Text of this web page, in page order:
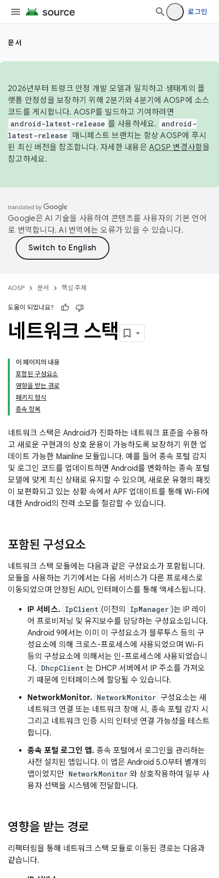
로그인
문서
2026년부터 트렁크 안정 개발 모델과 일치하고 생태계의 플
랫폼 안정성을 보장하기 위해 2분기와 4분기에 AOSP에 소스
코드를 게시합니다. AOSP를 빌드하고 기여하려면
android-latest-release 를 사용하세요.
android-
latest-release
매니페스트 브랜치는 항상 AOSP에 푸시
된 최신 버전을 참조합니다. 자세한 내용은 AOSP 변경사항을
참고하세요.
Google은 AI 기술을 사용하여 콘텐츠를 사용자의 기본 언어
로 번역합니다. AI 번역에는 오류가 있을 수 있습니다.
AOSP 문서 핵심 주제
도움이 되었나요?
네트워크 스택
이 페이지의 내용
포함된 구성요소
영향을 받는 경로
패키지 형식
종속 항목
네트워크 스택은 Android가 진화하는 네트워크 표준을 수용하
고 새로운 구현과의 상호 운용이 가능하도록 보장하기 위한 업
데이트 가능한 Mainline 모듈입니다. 예를 들어 종속 포털 감지
및 로그인 코드를 업데이트하면 Android를 변화하는 종속 포털
모델에 맞게 최신 상태로 유지할 수 있으며, 새로운 유형의 패킷
이 보편화되고 있는 상황 속에서 APF 업데이트를 통해 Wi-Fi에
대한 Android의 전력 소모를 절감할 수 있습니다.
포함된 구성요소
네트워크 스택 모듈에는 다음과 같은 구성요소가 포함됩니다.
모듈을 사용하는 기기에서는 다음 서비스가 다른 프로세스로
이동되었으며 안정된 AIDL 인터페이스를 통해 액세스됩니다.
IP 서비스. IpClient (이전의 IpManager )는 IP 레이
어 프로비저닝 및 유지보수를 담당하는 구성요소입니다.
Android 9에서는 이미 이 구성요소가 블루투스 등의 구
성요소에 의해 크로스-프로세스에 사용되었으며 Wi-Fi
등의 구성요소에 의해서는 인-프로세스에 사용되었습니
다. DhcpClient 는 DHCP 서버에서 IP 주소를 가져오
기 때문에 인터페이스에 할당될 수 있습니다.
NetworkMonitor. NetworkMonitor 구성요소는 새
네트워크 연결 또는 네트워크 장애 시, 종속 포털 감지 시
그리고 네트워크 인증 시의 인터넷 연결 가능성을 테스트
합니다.
종속 포털 로그인 앱. 종속 포털에서 로그인을 관리하는
사전 설치된 앱입니다. 이 앱은 Android 5.0부터 별개의
앱이었지만 NetworkMonitor 와 상호작용하여 일부 사
용자 선택을 시스템에 전달합니다.
영향을 받는 경로
리팩터링을 통해 네트워크 스택 모듈로 이동된 경로는 다음과
같습니다.